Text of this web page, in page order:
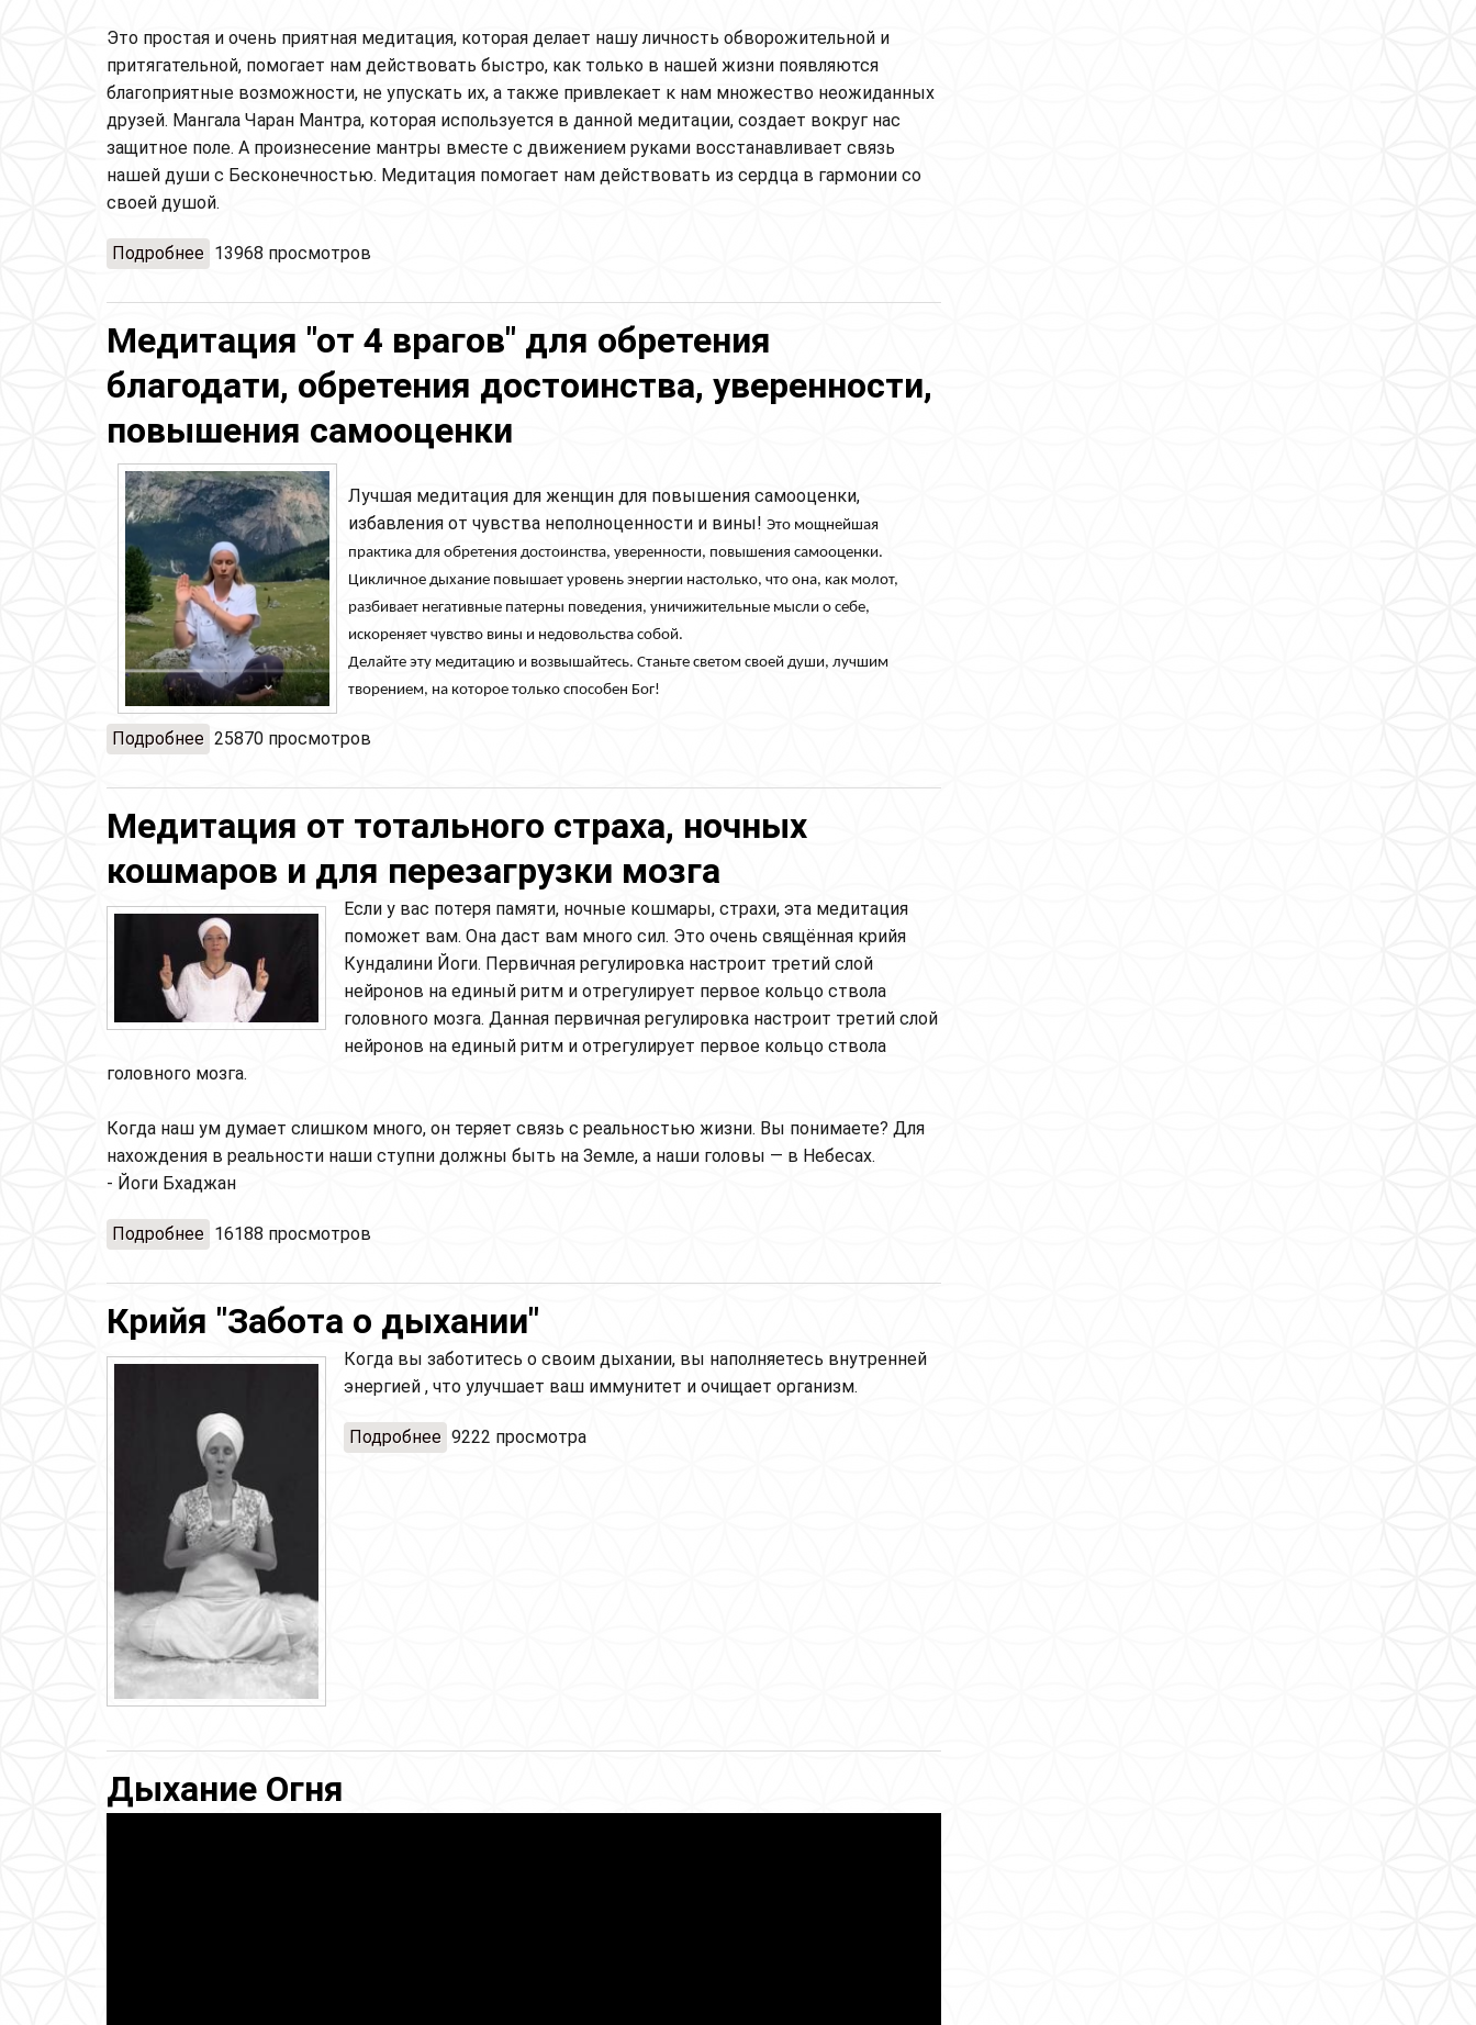
Это простая и очень приятная медитация, которая делает нашу личность обворожительной и
притягательной, помогает нам действовать быстро, как только в нашей жизни появляются
благоприятные возможности, не упускать их, а также привлекает к нам множество неожиданных
друзей. Мангала Чаран Мантра, которая используется в данной медитации, создает вокруг нас
защитное поле. А произнесение мантры вместе с движением руками восстанавливает связь
нашей души с Бесконечностью. Медитация помогает нам действовать из сердца в гармонии со
своей душой.
Подробнее о Медитация-пранаяма Мангала Чаран
13968 просмотров
Медитация "от 4 врагов" для обретения
благодати, обретения достоинства, уверенности,
повышения самооценки
Лучшая медитация для женщин для повышения самооценки,
избавления от чувства неполноценности и вины! Это мощнейшая
практика для обретения достоинства, уверенности, повышения самооценки.
Цикличное дыхание повышает уровень энергии настолько, что она, как молот,
разбивает негативные патерны поведения, уничижительные мысли о себе,
искореняет чувство вины и недовольства собой.
Делайте эту медитацию и возвышайтесь. Станьте светом своей души, лучшим
творением, на которое только способен Бог!
Подробнее о Медитация "от 4 врагов" для обретения благодати, обретения достоинства,
уверенности, повышения самооценки
25870 просмотров
Медитация от тотального страха, ночных
кошмаров и для перезагрузки мозга
Если у вас потеря памяти, ночные кошмары, страхи, эта медитация
поможет вам. Она даст вам много сил. Это очень свящённая крийя
Кундалини Йоги. Первичная регулировка настроит третий слой
нейронов на единый ритм и отрегулирует первое кольцо ствола
головного мозга. Данная первичная регулировка настроит третий слой
нейронов на единый ритм и отрегулирует первое кольцо ствола
головного мозга.
Когда наш ум думает слишком много, он теряет связь с реальностью жизни. Вы понимаете? Для
нахождения в реальности наши ступни должны быть на Земле, а наши головы — в Небесах.
- Йоги Бхаджан
Подробнее о Медитация от тотального страха, ночных кошмаров и для перезагрузки мозга
16188 просмотров
Крийя "Забота о дыхании"
Когда вы заботитесь о своим дыхании, вы наполняетесь внутренней
энергией , что улучшает ваш иммунитет и очищает организм.
Подробнее о Крийя "Забота о дыхании"
9222 просмотра
Дыхание Огня